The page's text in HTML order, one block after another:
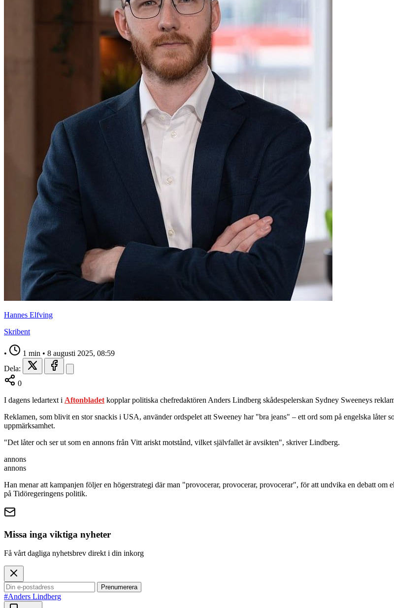
Hannes Elfving
Skribent
• 1 min • 8 augusti 2025, 08:59
Dela:
0
I dagens ledartext i Aftonbladet kopplar politiska chefredaktören Anders Lindberg skådespelerskan Sydney Sweeneys
Reklamen, som blivit en stor snackis i USA, använder ordspelet att Sweeney har "bra jeans" – ett ord som på engelska
uppmärksamhet.
"Det låter och ser ut som en annons från Vitt ariskt motstånd, vilket självfallet är avsikten", skriver Lindberg.
annons
annons
Han menar att kampanjen följer en högerstrategi där man "provocerar, provocerar, provocerar", för att undvika en debatt
på Tidöregeringens politik.
Missa inga viktiga nyheter
Få vårt dagliga nyhetsbrev direkt i din inkorg
Prenumerera
#Anders Lindberg